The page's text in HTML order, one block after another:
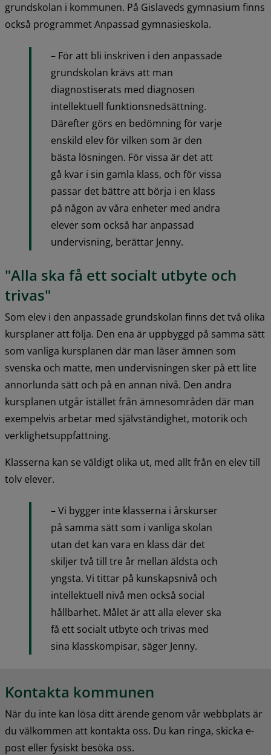
grundskolan i kommunen. På Gislaveds gymnasium finns
också programmet Anpassad gymnasieskola.
– För att bli inskriven i den anpassade
grundskolan krävs att man
diagnostiserats med diagnosen
intellektuell funktionsnedsättning.
Därefter görs en bedömning för varje
enskild elev för vilken som är den
bästa lösningen. För vissa är det att
gå kvar i sin gamla klass, och för vissa
passar det bättre att börja i en klass
på någon av våra enheter med andra
elever som också har anpassad
undervisning, berättar Jenny.
"Alla ska få ett socialt utbyte och
trivas"
Som elev i den anpassade grundskolan finns det två olika
kursplaner att följa. Den ena är uppbyggd på samma sätt
som vanliga kursplanen där man läser ämnen som
svenska och matte, men undervisningen sker på ett lite
annorlunda sätt och på en annan nivå. Den andra
kursplanen utgår istället från ämnesområden där man
exempelvis arbetar med självständighet, motorik och
verklighetsuppfattning.
Klasserna kan se väldigt olika ut, med allt från en elev till
tolv elever.
– Vi bygger inte klasserna i årskurser
på samma sätt som i vanliga skolan
utan det kan vara en klass där det
skiljer två till tre år mellan äldsta och
yngsta. Vi tittar på kunskapsnivå och
intellektuell nivå men också social
hållbarhet. Målet är att alla elever ska
få ett socialt utbyte och trivas med
sina klasskompisar, säger Jenny.
Kontakta kommunen
När du inte kan lösa ditt ärende genom vår webbplats är
du välkommen att kontakta oss. Du kan ringa, skicka e-
post eller fysiskt besöka oss.